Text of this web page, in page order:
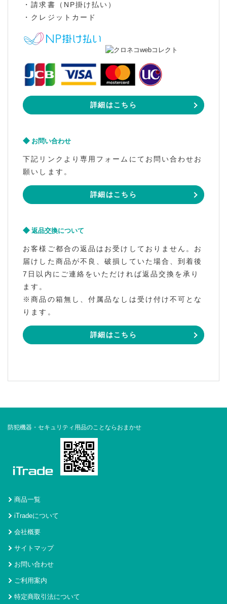
・請求書（NP掛け払い）
・クレジットカード
詳細はこちら
お問い合わせ
下記リンクより専用フォームにてお問い合わせお
願いします。
詳細はこちら
返品交換について
お客様ご都合の返品はお受けしておりません。お
届けした商品が不良、破損していた場合、到着後
7日以内にご連絡をいただければ返品交換を承り
ます。
※商品の箱無し、付属品なしは受け付け不可とな
ります。
詳細はこちら
防犯機器・セキュリティ用品のことならおまかせ
商品一覧
iTradeについて
会社概要
サイトマップ
お問い合わせ
ご利用案内
特定商取引法について